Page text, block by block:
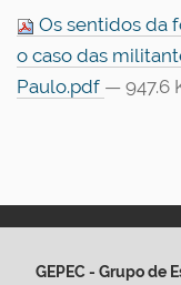
Os sentidos da
o caso das
Paulo.pdf — 947.6
GEPEC - Grupo de